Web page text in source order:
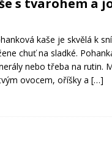
s tvarohem a
kaše je skvělá k
chuť na sladké.
nebo třeba na rutin.
ovocem, oříšky a […]